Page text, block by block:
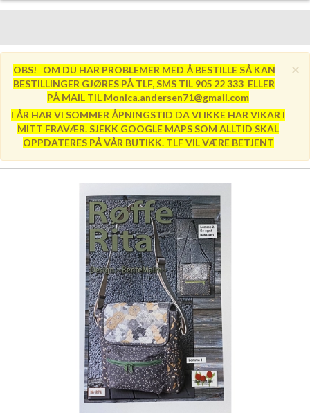
×
OBS! OM DU HAR PROBLEMER MED Å BESTILLE SÅ KAN
BESTILLINGER GJØRES PÅ TLF, SMS TIL 905 22 333 ELLER
PÅ MAIL TIL Monica.andersen71@gmail.com
I ÅR HAR VI SOMMER ÅPNINGSTID DA VI IKKE HAR VIKAR I
MITT FRAVÆR. SJEKK GOOGLE MAPS SOM ALLTID SKAL
OPPDATERES PÅ VÅR BUTIKK. TLF VIL VÆRE BETJENT